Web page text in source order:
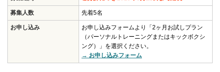
募集人数 先着5名
お申し込み
お申し込みフォームより「2ヶ月お試しプラン
（パーソナルトレーニングまたはキックボクシ
ング）」を選択ください。
→ お申し込みフォーム